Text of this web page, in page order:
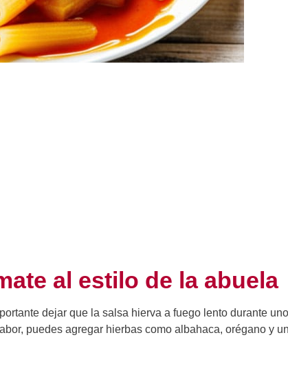
al estilo de la abuela
dejar que la salsa hierva a fuego lento durante
puedes agregar hierbas como albahaca, orégano y